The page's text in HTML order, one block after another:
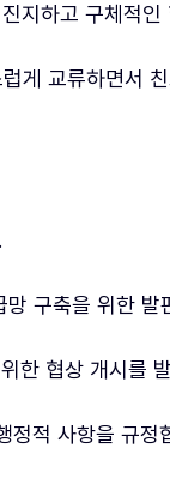
지하고 구체적인
게 교류하면서
구축을 위한 발
한 협상 개시를
정적 사항을 규정